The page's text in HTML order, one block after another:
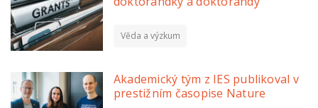
Věda a výzkum
Akademický tým z IES publikoval v
prestižním časopise Nature